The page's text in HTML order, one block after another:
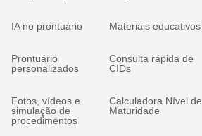
IA no prontuário
Prontuário
personalizados
Fotos, vídeos e
simulação de
procedimentos
Materiais educativos
Consulta rápida de
CIDs
Calculadora Nível de
Maturidade